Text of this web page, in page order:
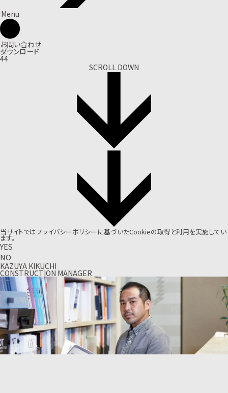
Menu
お問い合わせ
ダウンロード
44
SCROLL DOWN
当サイトではプライバシーポリシーに基づいたCookieの取得と利用を実施してい
ます。
YES
NO
KAZUYA KIKUCHI
CONSTRUCTION MANAGER